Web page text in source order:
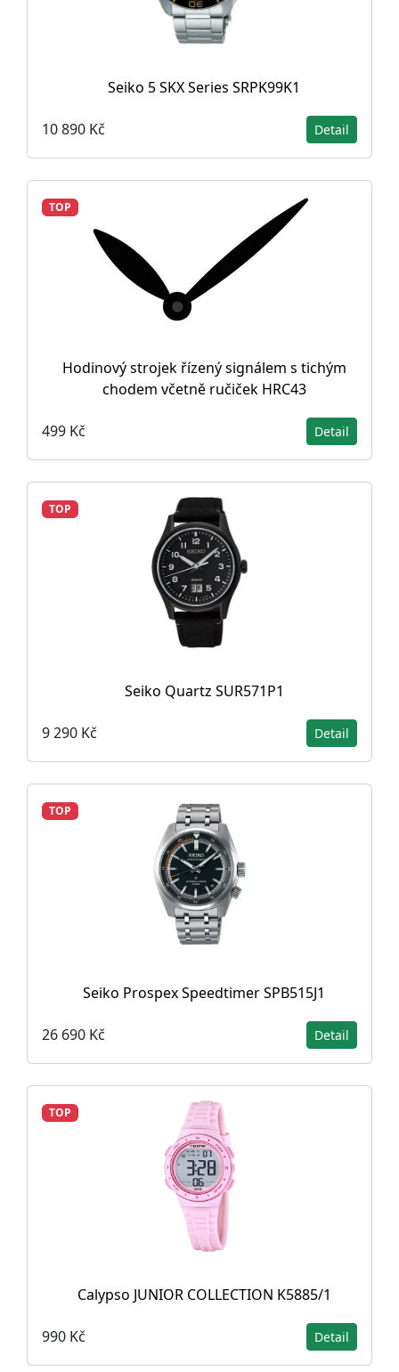
Seiko 5 SKX Series SRPK99K1
10 890 Kč Detail
TOP
Hodinový strojek řízený signálem s tichým
chodem včetně ručiček HRC43
499 Kč Detail
TOP
Seiko Quartz SUR571P1
9 290 Kč Detail
TOP
Seiko Prospex Speedtimer SPB515J1
26 690 Kč Detail
TOP
Calypso JUNIOR COLLECTION K5885/1
990 Kč Detail